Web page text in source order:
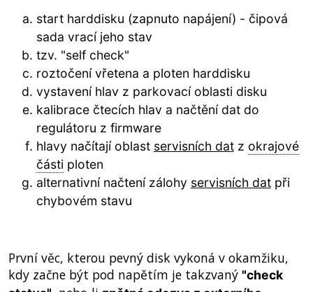
start harddisku (zapnuto napájení) - čipová
sada vrací jeho stav
tzv. "self check"
roztočení vřetena a ploten harddisku
vystavení hlav z parkovací oblasti disku
kalibrace čtecích hlav a načtění dat do
regulátoru z firmware
hlavy načítají oblast servisních datz okrajové
části ploten
alternativní načtení zálohy servisních datpři
chybovém stavu
První věc, kterou pevný disk vykoná v okamžiku,
kdy začne být pod napětím je takzvaný "check